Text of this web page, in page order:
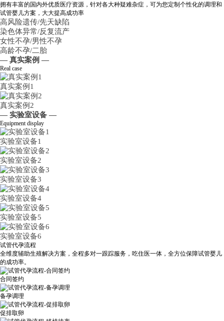
拥有丰富的国内外优质医疗资源，针对各大种疑难杂症，可为您定制个性化的调理和
试管婴儿方案，大大提高成功率
高风险遗传/先天缺陷
染色体异常/反复流产
女性不孕/男性不孕
高龄不孕/二胎
— 真实案例 —
Real case
真实案例1
真实案例2
— 实验室设备 —
Equipment display
实验室设备1
实验室设备2
实验室设备3
实验室设备4
实验室设备5
实验室设备6
试管代孕流程
全维度辅助生殖解决方案，全程多对一跟踪服务，吃住医一体，全方位保障试管婴儿
的成功率。
合同签约
备孕调理
促排取卵